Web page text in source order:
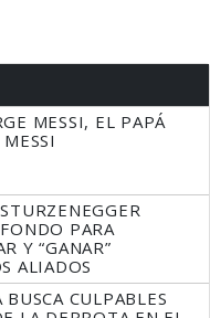
MESSI, EL PAPÁ
PARA
Y “GANAR”
ALIADOS
BUSCA CULPABLES